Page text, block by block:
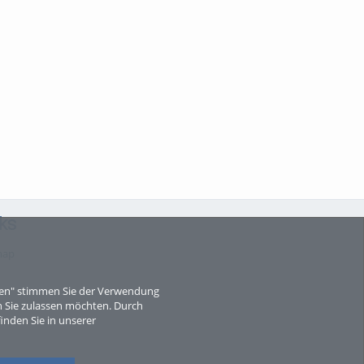
stimmen Sie der Verwendung
zulassen möchten. Durch
Sie in unserer